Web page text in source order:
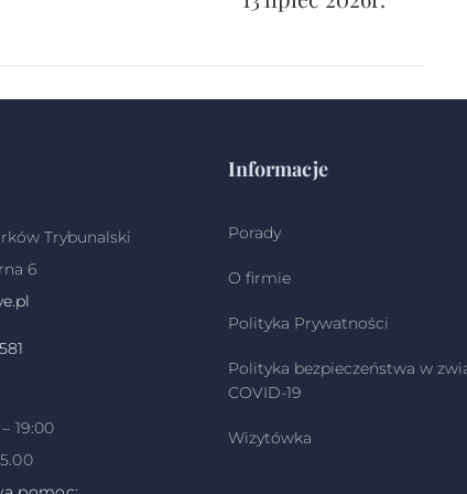
Trybunalski
6
19:00
Informacje
Porady
O firmie
Polityka Prywatności
Polityka bezpieczeństwa w
COVID-19
Wizytówka